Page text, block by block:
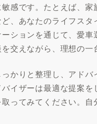
感です。たとえば、
、あなたのライフス
ションを通じて、愛
交えながら、理想の一
かりと整理し、アド
イザーは最適な提案
ってみてください。自